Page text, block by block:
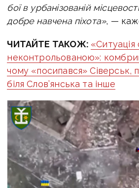
бої в урбанізованій
добре навчена піхота», —
ЧИТАЙТЕ ТАКОЖ: «Ситуація
неконтрольованою»:
чому «посипався» Сіверськ,
біля Слов’янська та інше